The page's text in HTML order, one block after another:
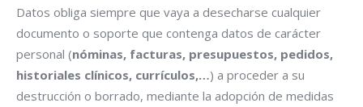
Datos obliga siempre que vaya a desecharse cualquier
documento o soporte que contenga datos de carácter
personal (nóminas, facturas, presupuestos, pedidos,
historiales clínicos, currículos,…) a proceder a su
destrucción o borrado, mediante la adopción de medidas